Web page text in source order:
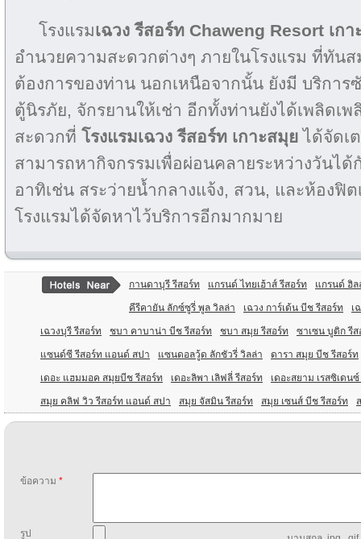
โรงแรมเฉวง รีสอร์ท Chaweng Resort เกา
อำนวยความสะดวกต่างๆ ภายในโรงแรม ที่ทัน
ต้องการของท่าน นอกเหนือจากนั้น ยังมี บริการ
ตู้นิรภัย, จักรยานให้เช่า อีกทั้งท่านยังได้เพลิดเ
สะดวกที่ โรงแรมเฉวง รีสอร์ท เกาะสมุย ได้จัดเ
สามารถหากิจกรรมเพื่อผ่อนคลายระหว่างวันไ
อาทิเช่น สระว่ายน้ำกลางแจ้ง, สวน, และห้องฟิ
โรงแรมได้จัดหาไว้บริการอีกมากมาย
กานดาบุรี รีสอร์ท แกรนด์ ไทยเฮ้าส์ รีสอร์ท แกรนด์ ฮิล
คีรีคายัน ลักซ์ซูรี่ พูล วิลล่า เฉวง การ์เด้น บีช รีสอร์ท เ
เฉวงบุรี รีสอร์ท ชบา คาบาน่า บีช รีสอร์ท ชบา สมุย รีสอร์ท ซาเซน บูติก รีส
แซนด์ซี รีสอร์ท แอนด์ สปา แซนดอลวู้ด ลักชัวรี่ วิลล่า ดารา สมุย บีช รีสอร์ท
เดอะ แฮมมอค สมุยบีช รีสอร์ท เดอะลิพา เลิฟลี่ รีสอร์ท เดอะสยาม เรสซิเดน
สมุย คลิฟ วิว รีสอร์ท แอนด์ สปา สมุย จัสมิน รีสอร์ท สมุย เซนส์ บีช รีสอร์ท
ข้อความ *
รูป